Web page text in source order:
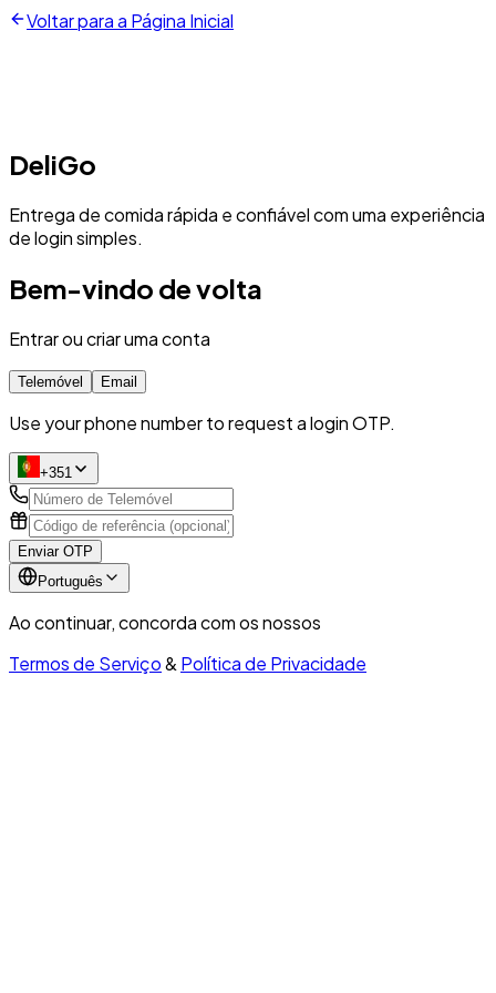
Voltar para a Página Inicial
DeliGo
Entrega de comida rápida e confiável com uma experiência
de login simples.
Bem-vindo de volta
Entrar ou criar uma conta
Telemóvel Email
Use your phone number to request a login OTP.
+351
Enviar OTP
Português
Ao continuar, concorda com os nossos
Termos de Serviço& Política de Privacidade